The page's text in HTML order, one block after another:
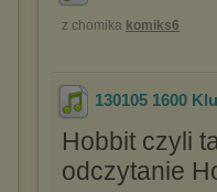
z chomika komiks6
130105 1600
Hobbit czyli
odczytanie